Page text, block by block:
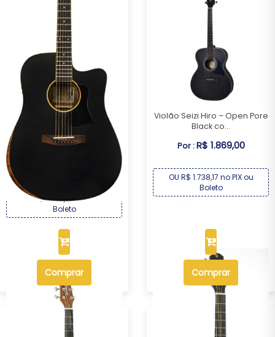
Violão Eletroacústico
Michael Elegance...
OU R$ 1.738,17 no PIX ou
Boleto
Comprar
Violão Seizi Hiro – Open Pore
Black co...
Por :R$ 1.869,00
OU R$ 1.738,17 no PIX ou
Boleto
Comprar